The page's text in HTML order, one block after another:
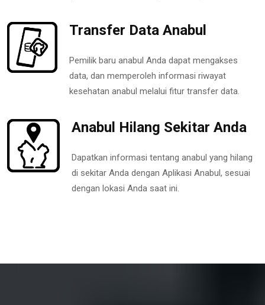
Transfer Data Anabul
Pemilik baru anabul Anda dapat mengakses
data, dan memperoleh informasi riwayat
kesehatan anabul melalui fitur transfer data.
Anabul Hilang Sekitar Anda
Dapatkan informasi tentang anabul yang hilang
di sekitar Anda dengan Aplikasi Anabul, sesuai
dengan lokasi Anda saat ini.